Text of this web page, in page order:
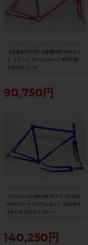
【公道走行不可】山本製作所 NJS ピス
ト トラック フレームセット 年式不明
クロモリ ピンク
90,750円
ウィリエール WILIER ザフィーロ ZAF
FIRO ロード フレームセット 2022年 5
0サイズ クロモリ ブルー
140,250円